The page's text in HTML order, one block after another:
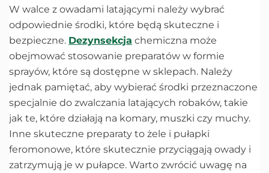
W walce z owadami latającymi należy wybrać
odpowiednie środki, które będą skuteczne i
bezpieczne. Dezynsekcja chemiczna może
obejmować stosowanie preparatów w formie
sprayów, które są dostępne w sklepach. Należy
jednak pamiętać, aby wybierać środki przeznaczone
specjalnie do zwalczania latających robaków, takie
jak te, które działają na komary, muszki czy muchy.
Inne skuteczne preparaty to żele i pułapki
feromonowe, które skutecznie przyciągają owady i
zatrzymują je w pułapce. Warto zwrócić uwagę na